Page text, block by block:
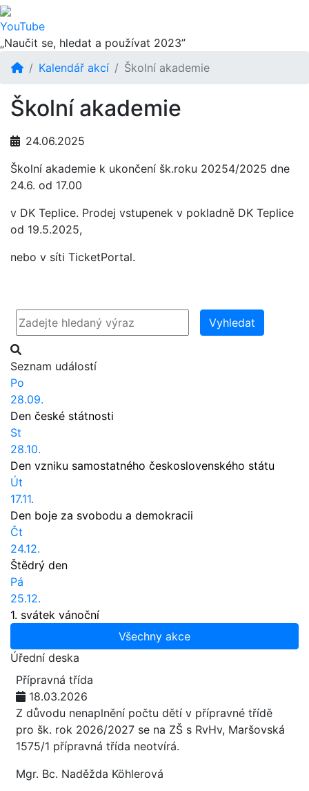
YouTube
„Naučit se, hledat a používat 2023”
Kalendář akcí
Školní akademie
Školní akademie
24.06.2025
Školní akademie k ukončení šk.roku 20254/2025 dne
24.6. od 17.00
v DK Teplice. Prodej vstupenek v pokladně DK Teplice
od 19.5.2025,
nebo v síti TicketPortal.
Vyhledat
Seznam událostí
Po
28.09.
Den české státnosti
St
28.10.
Den vzniku samostatného československého státu
Út
17.11.
Den boje za svobodu a demokracii
Čt
24.12.
Štědrý den
Pá
25.12.
1. svátek vánoční
Všechny akce
Úřední deska
Přípravná třída
18.03.2026
Z důvodu nenaplnění počtu dětí v přípravné třídě
pro šk. rok 2026/2027 se na ZŠ s RvHv, Maršovská
1575/1 přípravná třída neotvírá.
Mgr. Bc. Naděžda Köhlerová